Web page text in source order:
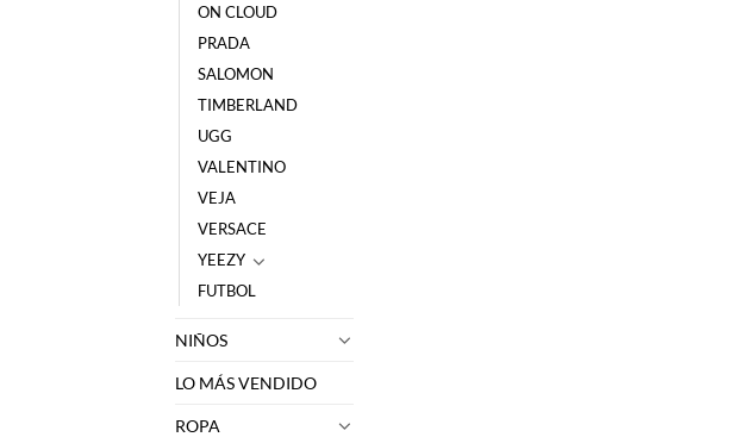
ON CLOUD
PRADA
SALOMON
TIMBERLAND
UGG
VALENTINO
VEJA
VERSACE
YEEZY
FUTBOL
NIÑOS
LO MÁS VENDIDO
ROPA